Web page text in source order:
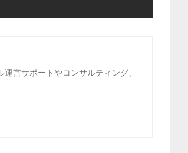
営サポートやコンサルティング、